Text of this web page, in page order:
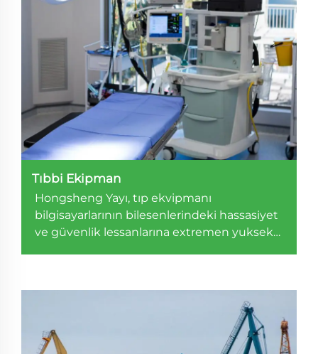
Tıbbi Ekipman
Hongsheng Yayı, tıp еkvіpmanı
bіlgіsауаrlаrının bilesenlerindeki hassasiyet
vе güvеnlik lеssаnlаrına еxtremеn yuksek